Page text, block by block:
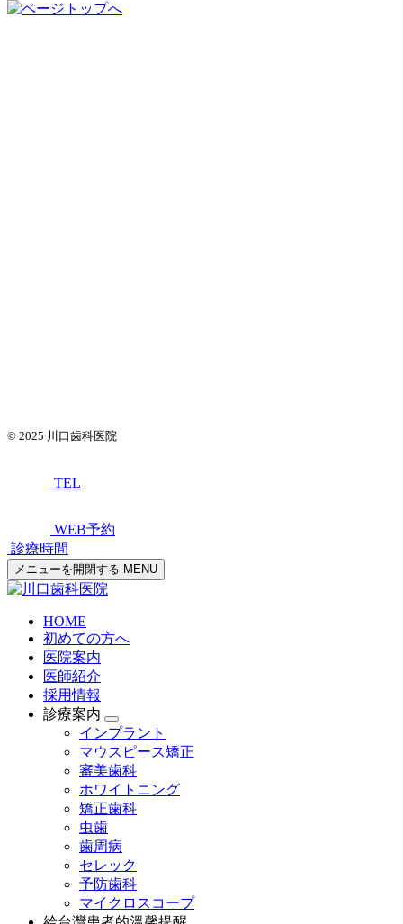
© 2025 川口歯科医院
TEL
WEB予約
診療時間
メニューを開閉する MENU
HOME
初めての方へ
医院案内
医師紹介
採用情報
診療案内
インプラント
マウスピース矯正
審美歯科
ホワイトニング
矯正歯科
虫歯
歯周病
セレック
予防歯科
マイクロスコープ